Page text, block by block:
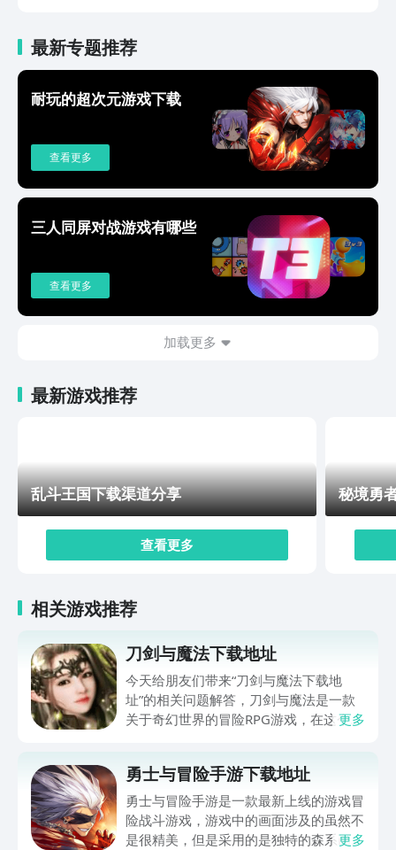
重要的因素是地形，利用地形的优势可以躲避敌人的攻
击，在战斗中优先选择攻击脆弱的敌人，为自己创造出更
多的条件。每一个战斗单位都会有对应的技能，如果合理
的利用这些技能，就可以有机会迅速的扭转乾局。玩家在
战斗的过程中随时都需要保持冷静，千万不要因为自己一
时的冲动而导致整个军队全部都面临风险。《帝国与魔
法》这就是一个极其有趣的游戏，难怪不少的玩家都会选
战斗元素，还有三消玩法，可以给玩家带来不一样的游戏
体验。别忘记每一个关卡都有丰富的奖励，而且还有多元
化的设计，可以让游戏充满探索的乐趣。喜欢的朋友就不
要错过这样的玩法。帝国与魔法手游下载地址如上所示，
在游戏中玩家就可以看到有多个不一样的玩法，还有升级
进化系统以及丰富的战斗单位。玩家可以挑战高难度的关
卡，还可以提升个人的实力。如果大家喜欢这类型的游
戏，那千万别错过，可以去尝试一下。
最新专题推荐
耐玩的超次元游戏下载
查看更多
三人同屏对战游戏有哪些
查看更多
加载更多
最新游戏推荐
乱斗王国下载渠道分享
查看更多
秘境勇
相关游戏推荐
刀剑与魔法下载地址
今天给朋友们带来“刀剑与魔法下载地
址”的相关问题解答，刀剑与魔法是一款
关于奇幻世界的冒险RPG游戏，在这个奇
对这款游戏感兴趣的小伙伴，赶紧点击下
方链接下载体验吧！
更多
勇士与冒险手游下载地址
勇士与冒险手游是一款最新上线的游戏冒
险战斗游戏，游戏中的画面涉及的虽然不
是很精美，但是采用的是独特的森系画更多